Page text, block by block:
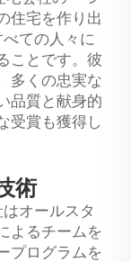
住宅を作り出
ての人々に
ことです。彼
多くの忠実な
品質と献身的
受賞も獲得し
術
オールスタ
よるチームを
プログラムを